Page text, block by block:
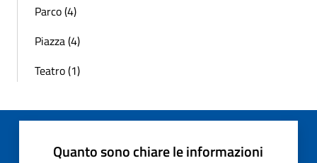
Parco (4)
Piazza (4)
Teatro (1)
Quanto sono chiare le informazioni